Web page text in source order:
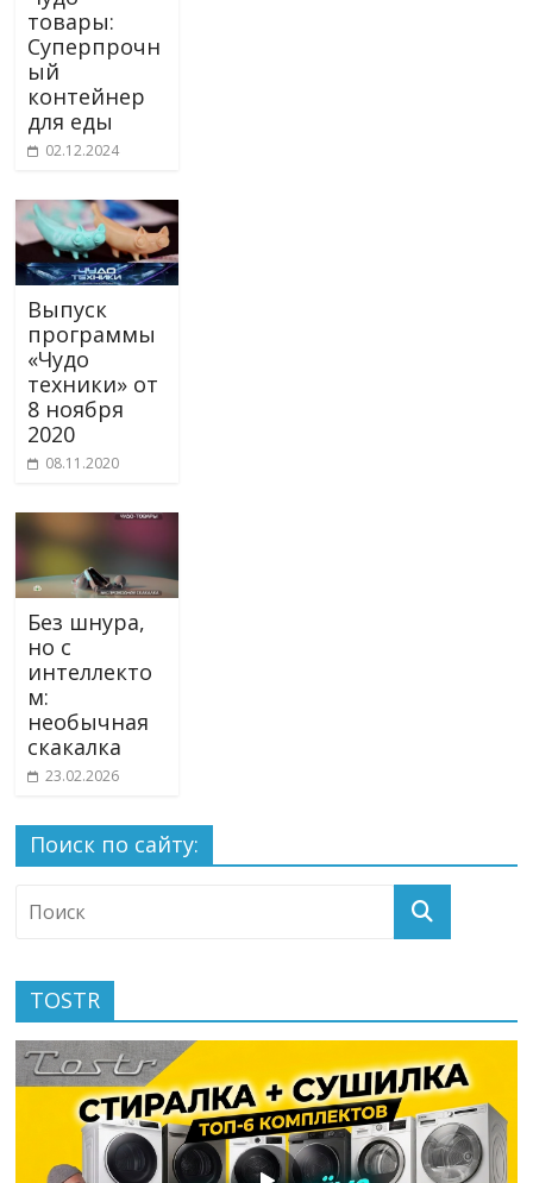
товары:
Суперпрочн
ый
контейнер
для еды
02.12.2024
Выпуск
программы
«Чудо
техники» от
8 ноября
2020
08.11.2020
Без шнура,
но с
интеллекто
м:
необычная
скакалка
23.02.2026
Поиск по сайту:
TOSTR